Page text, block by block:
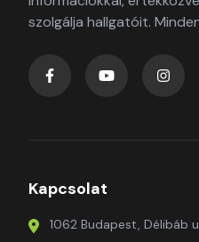
szolgálja hallgatóit.
Kapcsolat
1062 Budapest, Délibáb u.